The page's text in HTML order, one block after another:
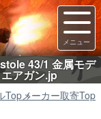
43/1 金属モデ
アガン.jp
Topメーカー取寄Top